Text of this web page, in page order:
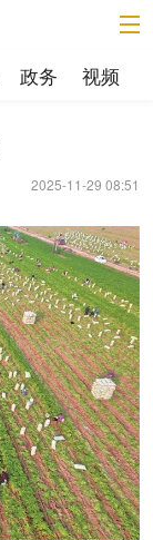
政务 视频
2025-11-29 08:51